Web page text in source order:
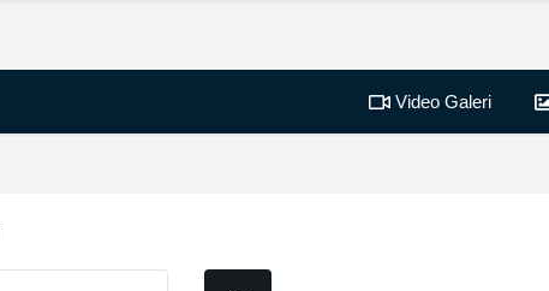
Video Galeri